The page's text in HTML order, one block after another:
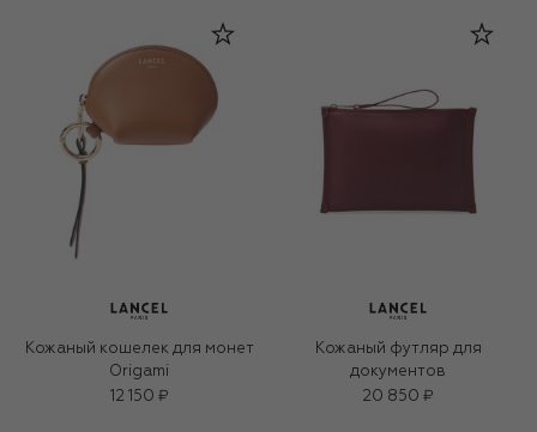
Кожаный кошелек для монет
Origami
12 150 ₽
Кожаный футляр для
документов
20 850 ₽